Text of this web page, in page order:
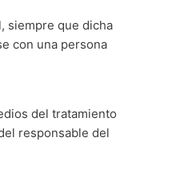
siempre que dicha
con una persona
del tratamiento
responsable del